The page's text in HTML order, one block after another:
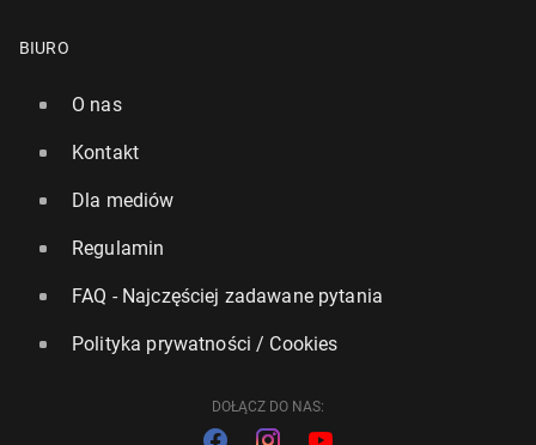
BIURO
O nas
Kontakt
Dla mediów
Regulamin
FAQ - Najczęściej zadawane pytania
Polityka prywatności / Cookies
DOŁĄCZ DO NAS: